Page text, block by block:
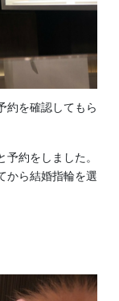
約を確認してもら
約をしました。
から結婚指輪を選